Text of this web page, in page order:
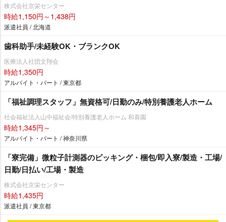
株式会社京栄センター
時給1,150円～1,438円
派遣社員 / 北海道
歯科助手/未経験OK・ブランクOK
医療法人社団文翔会
時給1,350円
アルバイト・パート / 東京都
「福祉調理スタッフ」無資格可/日勤のみ/特別養護老人ホーム
社会福祉法人山中福祉会/特別養護老人ホーム 和喜園
時給1,345円～
アルバイト・パート / 神奈川県
「寮完備」微粒子計測器のピッキング・梱包/即入寮/製造・工場/
日勤/日払い/工場・製造
株式会社京栄センター
時給1,435円
派遣社員 / 東京都